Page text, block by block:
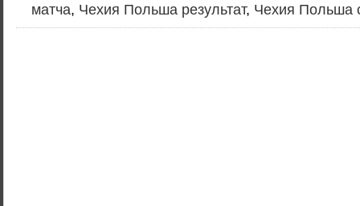
матча, Чехия Польша результат, Чехия Польша